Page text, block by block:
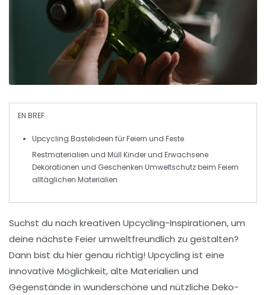
EN BREF
Upcycling Bastelideen für Feiern und Feste
Restmaterialien und Müll Kinder und Erwachsene
Dekorationen und Geschenken Umweltschutz beim Feiern
alltäglichen Materialien
Suchst du nach kreativen Upcycling-Inspirationen, um
deine nächste Feier umweltfreundlich zu gestalten?
Dann bist du hier genau richtig! Upcycling ist eine
innovative Möglichkeit, alte Materialien und
Gegenstände in wunderschöne und nützliche Deko-